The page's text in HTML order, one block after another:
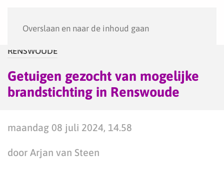
Overslaan en naar de inhoud gaan
RENSWOUDE
Getuigen gezocht van mogelijke
brandstichting in Renswoude
maandag 08 juli 2024, 14.58
door Arjan van Steen